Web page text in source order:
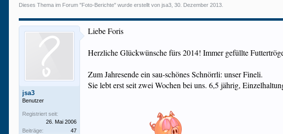
Dieses Thema im Forum "Foto-Berichte" wurde erstellt vonjsa3 ,30. Dezember 2013
jsa3
Benutzer
Registriert seit:
26. Mai 2006
Beiträge:
47
Liebe Foris
Herzliche Glückwünsche fürs 2014! Immer gefüllte
Zum Jahresende ein sau-schönes Schnörrli: unser Fineli.
Sie lebt erst seit zwei Wochen bei uns. 6,5 jährig,